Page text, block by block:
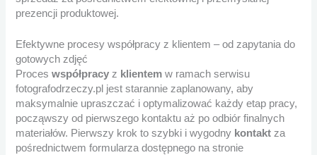
prezencji produktowej.
Efektywne procesy współpracy z klientem – od zapytania do
gotowych zdjęć
Proceswspółpracy z klientem w ramach serwisu
fotografodrzeczy.pl jest starannie zaplanowany, aby
maksymalnie upraszczać i optymalizować każdy etap pracy,
począwszy od pierwszego kontaktu aż po odbiór finalnych
materiałów. Pierwszy krok to szybki i wygodny kontakt za
pośrednictwem formularza dostępnego na stronie